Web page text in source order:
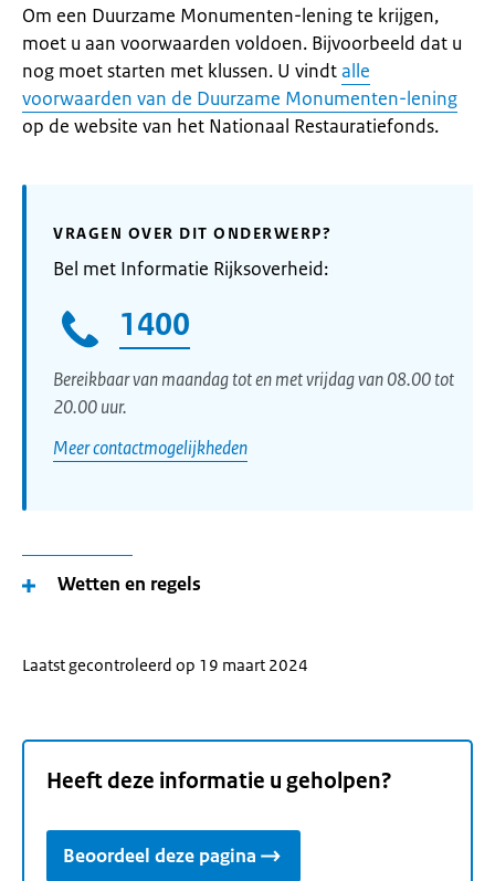
Om een Duurzame Monumenten-lening te krijgen,
moet u aan voorwaarden voldoen. Bijvoorbeeld dat u
nog moet starten met klussen. U vindtalle
voorwaarden van de Duurzame Monumenten-lening
op de website van het Nationaal Restauratiefonds.
VRAGEN OVER DIT ONDERWERP?
Bel met Informatie Rijksoverheid:
1400
Bereikbaar van maandag tot en met vrijdag van 08.00 tot
20.00 uur.
Meer contactmogelijkheden
Wetten en regels
Laatst gecontroleerd op 19 maart 2024
Heeft deze informatie u geholpen?
Beoordeel deze pagina